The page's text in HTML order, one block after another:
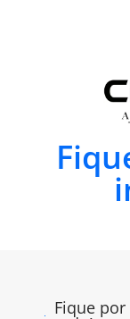
Fique